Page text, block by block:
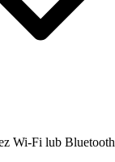
Wi-Fi lub Bluetooth